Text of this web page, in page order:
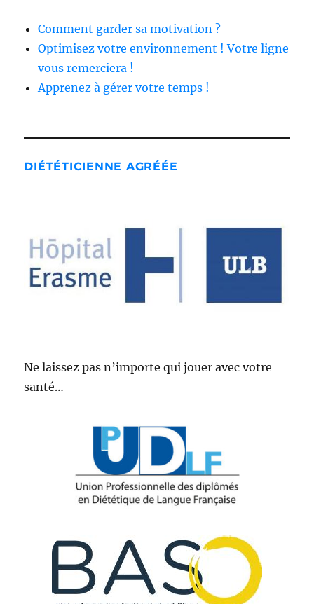
Comment garder sa motivation ?
Optimisez votre environnement ! Votre ligne
vous remerciera !
Apprenez à gérer votre temps !
DIÉTÉTICIENNE AGRÉÉE
Ne laissez pas n’importe qui jouer avec votre
santé…